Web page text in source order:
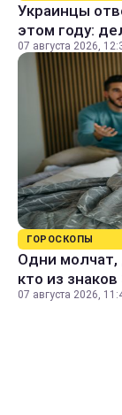
Украинцы
этом году:
07 августа 2026,
ГОРОСКОПЫ
Одни молчат,
кто из
07 августа 2026,